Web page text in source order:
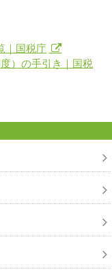
｜国税庁
）の手引き｜国税